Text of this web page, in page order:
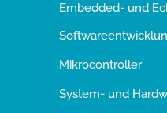
Embedded- und
Mikrocontroller
System- und